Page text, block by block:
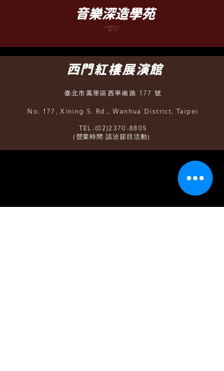
​音樂深造學苑
西門紅樓展演館
臺北市萬華區西寧南路 177 號
No. 177, Xining S. Rd., Wanhua District, Taipei
TEL-(02)2370-8805
（營業時間 請洽節目活動）